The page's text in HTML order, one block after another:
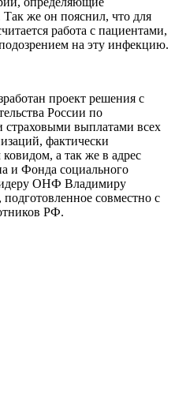
Так же он пояснил, что для
работа с пациентами,
на эту инфекцию.
проект решения с
России по
выплатами всех
фактически
а так же в адрес
и Фонда социального
ОНФ Владимиру
совместно с
РФ.